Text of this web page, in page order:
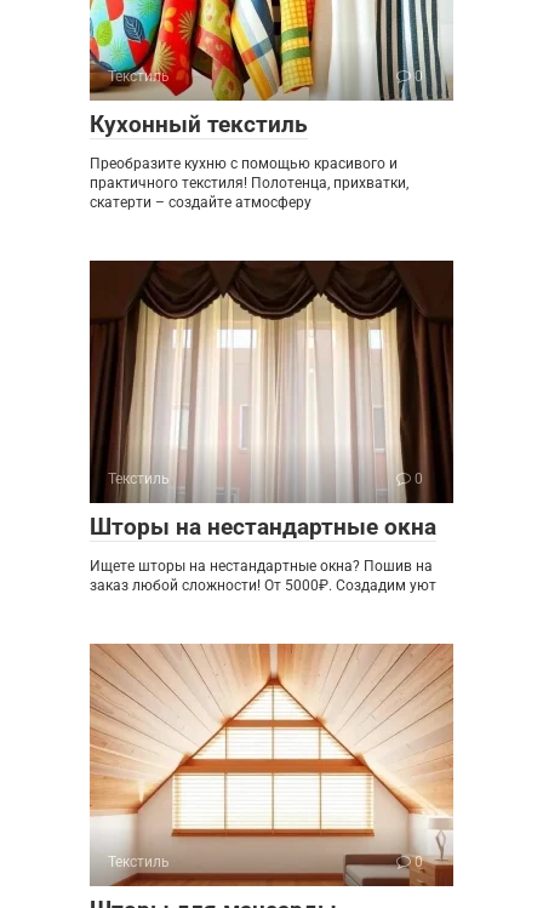
Текстиль 0
Кухонный текстиль
Преобразите кухню с помощью красивого и
практичного текстиля! Полотенца, прихватки,
скатерти – создайте атмосферу
Текстиль 0
Шторы на нестандартные окна
Ищете шторы на нестандартные окна? Пошив на
заказ любой сложности! От 5000₽. Создадим уют
Текстиль 0